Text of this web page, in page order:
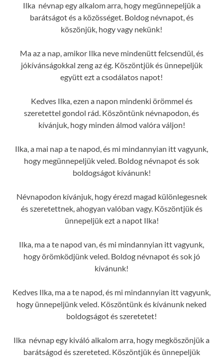
Ilka névnap egy alkalom arra, hogy megünnepeljük a
barátságot és a közösséget. Boldog névnapot, és
köszönjük, hogy vagy nekünk!
Ma az a nap, amikor Ilka neve mindenütt felcsendül, és
jókívánságokkal zeng az ég. Köszöntjük és ünnepeljük
együtt ezt a csodálatos napot!
Kedves Ilka, ezen a napon mindenki örömmel és
szeretettel gondol rád. Köszöntünk névnapodon, és
kívánjuk, hogy minden álmod valóra váljon!
Ilka, a mai nap a te napod, és mi mindannyian itt vagyunk,
hogy megünnepeljük veled. Boldog névnapot és sok
boldogságot kívánunk!
Névnapodon kívánjuk, hogy érezd magad különlegesnek
és szeretettnek, ahogyan valóban vagy. Köszöntjük és
ünnepeljük ezt a napot Ilka!
Ilka, ma a te napod van, és mi mindannyian itt vagyunk,
hogy örömködjünk veled. Boldog névnapot és sok jó
kívánunk!
Kedves Ilka, ma a te napod, és mi mindannyian itt vagyunk,
hogy ünnepeljünk veled. Köszöntünk és kívánunk neked
boldogságot és szeretetet!
Ilka névnap egy kiváló alkalom arra, hogy megköszönjük a
barátságod és szereteted. Köszöntjük és ünnepeljük